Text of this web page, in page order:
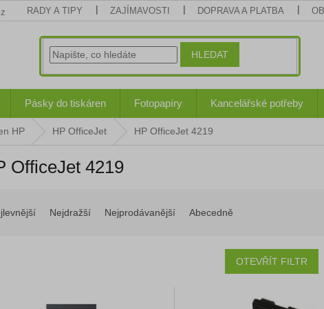
RADY A TIPY ZAJÍMAVOSTI DOPRAVA A PLATBA
HLEDAT
Pásky do tiskáren Fotopapíry Kancelářské potřeby
HP HP OfficeJet HP OfficeJet 4219
OfficeJet 4219
Nejdražší Nejprodávanější Abecedně
OTEVŘÍT FILTR